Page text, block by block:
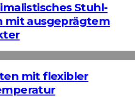
Stuhl-
mit ausgeprägtem
mit flexibler